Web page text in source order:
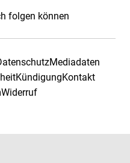
folgen können
Mediadaten
KündigungKontakt
Widerruf